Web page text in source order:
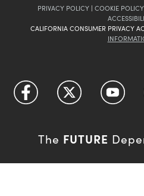
PRIVACY POLICY | COOKIE POLICY
CALIFORNIA CONSUMER PRIVACY
The FUTURE